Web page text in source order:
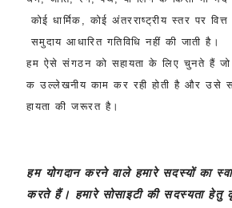
कोई धार्मिक ,कोई अंतरराष्ट्रीय स्तर पर वित्त
समुदाय आधारित गतिविधि नहीं की जाती है।
हम ऐसे संगठन को सहायता के लिए चुनते हैं जो
क उल्लेखनीय काम कर रही होती है और उसे
हायता की जरूरत है।
हम योगदान करने वाले हमारे सदस्यों का
करते हैं। हमारे सोसाइटी की सदस्यता हेतु